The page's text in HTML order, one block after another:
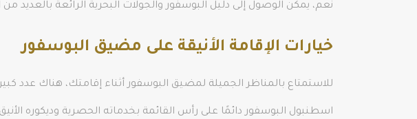
نعم، يمكن الوصول إلى دليل البوسفور والجولات البحرية الرائعة بالعديد
خيارات الإقامة الأنيقة على مضيق البوسفور
للاستمتاع بالمناظر الجميلة لمضيق البوسفور أثناء إقامتك، هناك عدد
اسطنبول البوسفور دائمًا على رأس القائمة بخدماته الحصرية وديكوره